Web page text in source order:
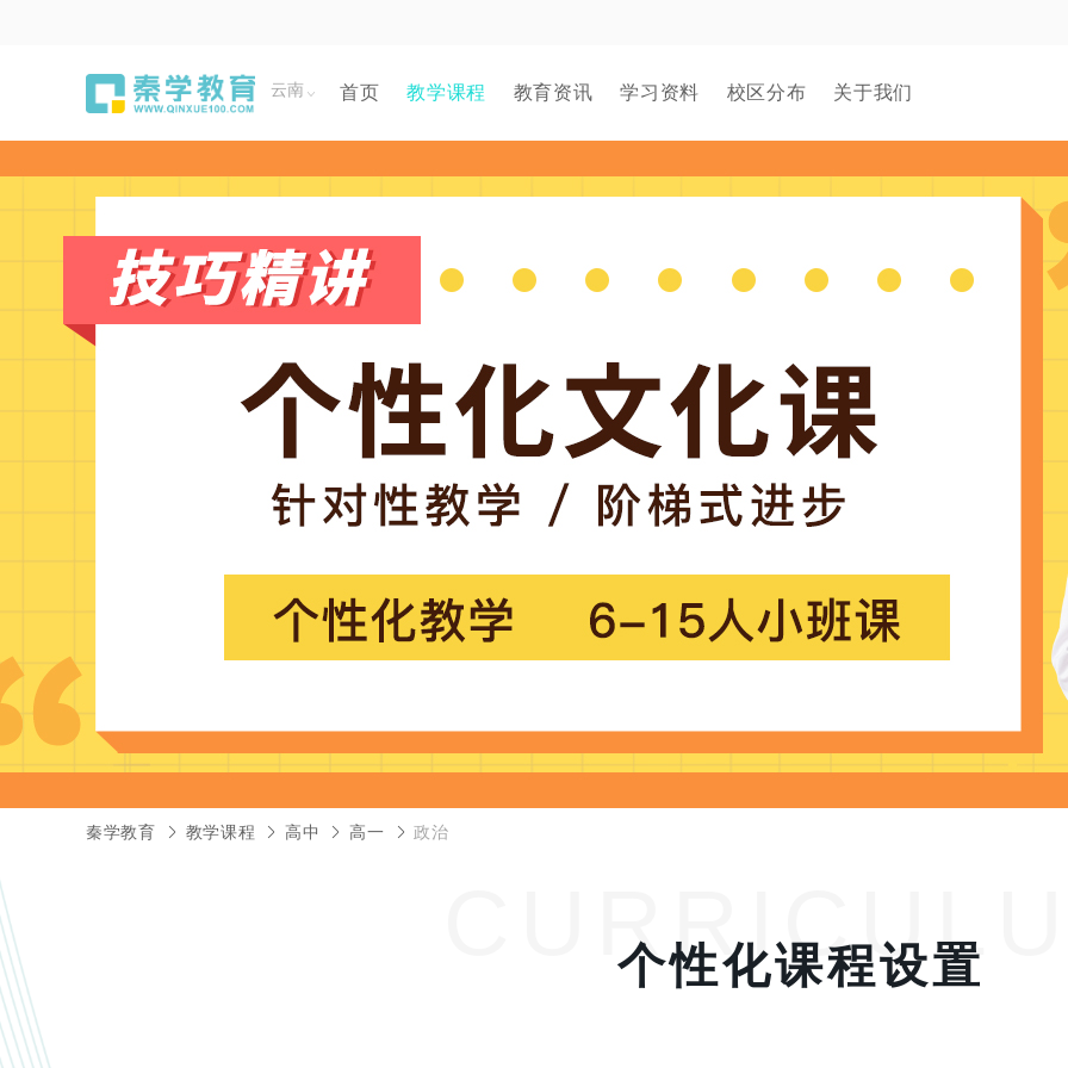
云南 首页 教学课程 教育资讯 学习资料 校区分布 关于我们
秦学教育 教学课程 高中 高一 政治
个性化课程设置